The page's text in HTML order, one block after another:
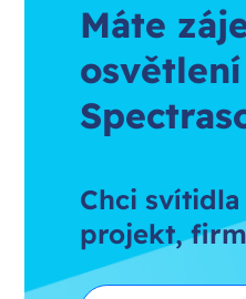
Máte
osvětlení
Chci
projekt,